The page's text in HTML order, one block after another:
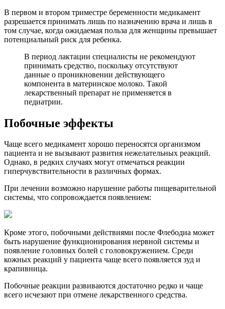
В первом и втором триместре беременности медикамент
разрешается принимать лишь по назначению врача и лишь в
том случае, когда ожидаемая польза для женщины превышает
потенциальный риск для ребенка.
В период лактации специалисты не рекомендуют
принимать средство, поскольку отсутствуют
данные о проникновении действующего
компонента в материнское молоко. Такой
лекарственный препарат не применяется в
педиатрии.
Побочные эффекты
Чаще всего медикамент хорошо переносятся организмом
пациента и не вызывают развития нежелательных реакций.
Однако, в редких случаях могут отмечаться реакции
гиперчувствительности в различных формах.
При лечении возможно нарушение работы пищеварительной
системы, что сопровождается появлением:
Кроме этого, побочными действиями после Флебодиа может
быть нарушение функционирования нервной системы и
появление головных болей с головокружением. Среди
кожных реакций у пациента чаще всего появляется зуд и
крапивница.
Побочные реакции развиваются достаточно редко и чаще
всего исчезают при отмене лекарственного средства.